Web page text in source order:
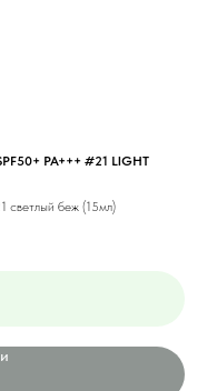
PA+++ #21 LIGHT
светлый беж (15мл)